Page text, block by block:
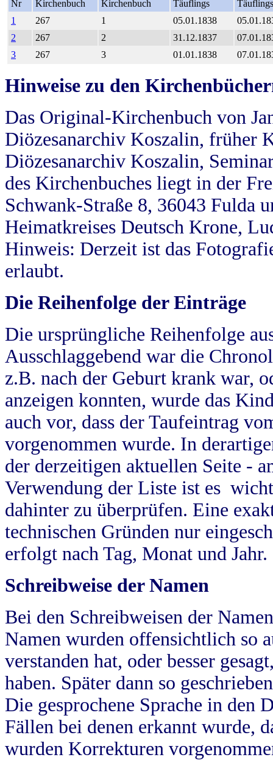
Nr
Kirchenbuch
Kirchenbuch
Täuflings
Täuflings
1
267 1 05.01.1838
2
267 2 31.12.1837
3
267 3 01.01.1838
Hinweise zu den
Das Original-Kirchenbuch von
Diözesanarchiv Koszalin, früher
Diözesanarchiv Koszalin,
des Kirchenbuches liegt in der
Schwank-Straße 8, 36043 Fulda
Heimatkreises Deutsch Krone,
Hinweis: Derzeit ist das
erlaubt.
Die Reihenfolge der Einträge
Die ursprüngliche Reihenfolge
Ausschlaggebend war die
z.B. nach der Geburt krank war,
anzeigen konnten, wurde das
auch vor, dass der Taufeintrag
vorgenommen wurde. In
der derzeitigen aktuellen Seite -
Verwendung der Liste ist es
dahinter zu überprüfen. Eine
technischen Gründen nur
erfolgt nach Tag, Monat und Jahr.
Schreibweise der Namen
Bei den Schreibweisen der
Namen wurden offensichtlich so
verstanden hat, oder besser
haben. Später dann so
Die gesprochene Sprache in
Fällen bei denen erkannt wurde,
wurden Korrekturen